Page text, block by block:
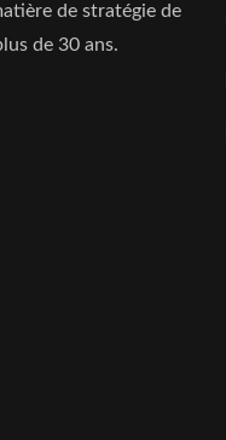
de stratégie de
de 30 ans.